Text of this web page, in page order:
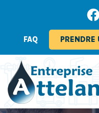
FAQ PRENDRE